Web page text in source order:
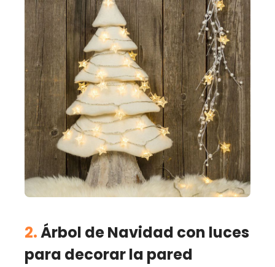
2.Árbol de Navidad con luces
para decorar la pared